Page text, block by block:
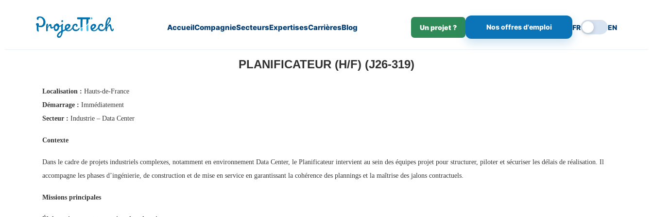
AccueilCompagnieSecteursExpertisesCarrièresBlog Un projet ? Nos offres d'emploi FR EN
PLANIFICATEUR (H/F) (J26-319)
Localisation : Hauts-de-France
Démarrage : Immédiatement
Secteur : Industrie – Data Center
Contexte
Dans le cadre de projets industriels complexes, notamment en environnement Data Center, le Planificateur intervient au sein des équipes projet pour structurer, piloter et sécuriser les délais de réalisation. Il
accompagne les phases d’ingénierie, de construction et de mise en service en garantissant la cohérence des plannings et la maîtrise des jalons contractuels.
Missions principales